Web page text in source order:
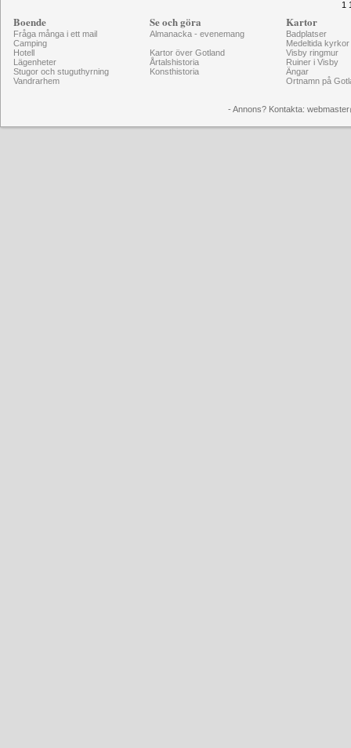
1
Boende
Fråga många i ett mail
Camping
Hotell
Lägenheter
Stugor och stuguthyrning
Vandrarhem
Se och göra
Almanacka - evenemang
Kartor över Gotland
Årtalshistoria
Konsthistoria
Kartor
Badplatser
Medeltida kyrkor
Visby ringmur
Ruiner i Visby
Ängar
Ortnamn på
- Annons? Kontakta: